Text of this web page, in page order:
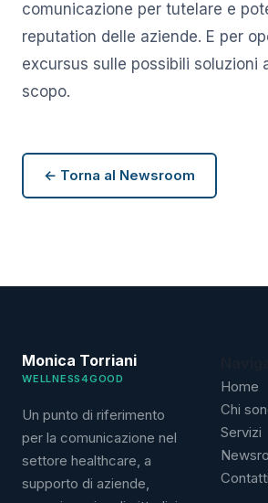
comunicazione per tutelare e
reputation delle aziende. E per
excursus sulle possibili soluzioni
scopo.
← Torna al Newsroom
Monica Torriani
WELLNESS4GOOD
Un punto di riferimento
per la comunicazione nel
settore healthcare, a
supporto di aziende,
Home
Chi
Servizi
Contatti